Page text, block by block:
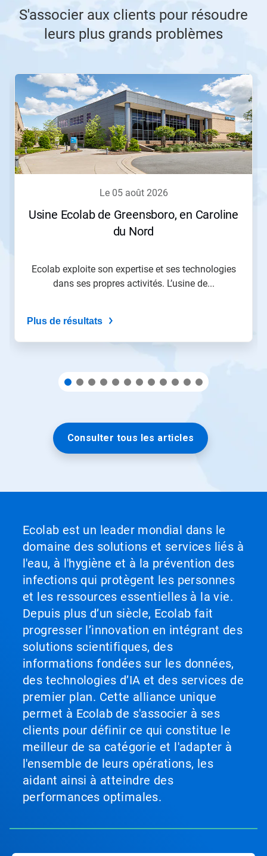
S'associer aux clients pour résoudre
leurs plus grands problèmes
Ceci
carrousel.
Utilisez
les
boutons
Page
suivante
naviguer,
diapo
le 05 août 2026
Usine Ecolab de Greensboro, en Caroline
du Nord
Ecolab exploite son expertise et ses technologies
dans ses propres activités. L’usine de...
Plus de résultats
Consulter tous les articles
Ecolab est un leader mondial dans le
domaine des solutions et services liés à
l'eau, à l'hygiène et à la prévention des
infections qui protègent les personnes
et les ressources essentielles à la vie.
Depuis plus d’un siècle, Ecolab fait
progresser l’innovation en intégrant des
solutions scientifiques, des
informations fondées sur les données,
des technologies d’IA et des services de
premier plan. Cette alliance unique
permet à Ecolab de s'associer à ses
clients pour définir ce qui constitue le
meilleur de sa catégorie et l'adapter à
l'ensemble de leurs opérations, les
aidant ainsi à atteindre des
performances optimales.